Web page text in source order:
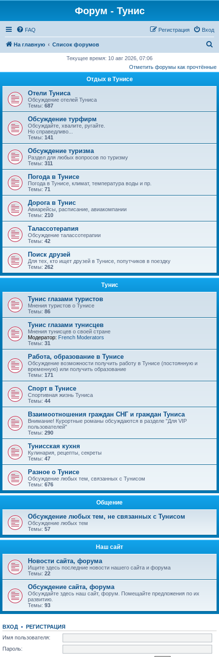
Форум - Тунис
FAQ Вход
Регистрация
На главную Список форумов
и
Текущее время: 10 авг 2026, 07:06
Отметить форумы как прочтённые
Отдых в Тунисе
Отели Туниса
Обсуждение отелей Туниса
Темы: 687
Обсуждение турфирм
Обсуждайте, хвалите, ругайте.
Но справедливо...
Темы: 141
Обсуждение туризма
Раздел для любых вопросов по туризму
Темы: 311
Погода в Тунисе
Погода в Тунисе, климат, температура воды и пр.
Темы: 71
Дорога в Тунис
Авиарейсы, расписание, авиакомпании
Темы: 210
Талассотерапия
Обсуждение талассотерапии
Темы: 42
Поиск друзей
Для тех, кто ищет друзей в Тунисе, попутчиков в поездку
Темы: 262
Тунис
Тунис глазами туристов
Мнения туристов о Тунисе
Темы: 86
Тунис глазами тунисцев
Мнения тунисцев о своей стране
Модератор: French Moderators
Темы: 31
Работа, образование в Тунисе
Обсуждение возможности получить работу в Тунисе (постоянную и
временную) или получить образование
Темы: 171
Спорт в Тунисе
Спортивная жизнь Туниса
Темы: 44
Взаимоотношения граждан СНГ и граждан Туниса
Внимание! Курортные романы обсуждаются в разделе "Для VIP
пользователей"
Темы: 290
Тунисская кухня
Кулинария, рецепты, секреты
Темы: 47
Разное о Тунисе
Обсуждение любых тем, связанных с Тунисом
Темы: 676
Общение
Обсуждение любых тем, не связанных с Тунисом
Обсуждение любых тем
Темы: 57
Наш сайт
Новости сайта, форума
Ищите здесь последние новости нашего сайта и форума
Темы: 22
Обсуждение сайта, форума
Обсуждайте здесь наш сайт, форум. Помещайте предложения по их
развитию.
Темы: 93
ВХОД • РЕГИСТРАЦИЯ
Имя пользователя:
Пароль: